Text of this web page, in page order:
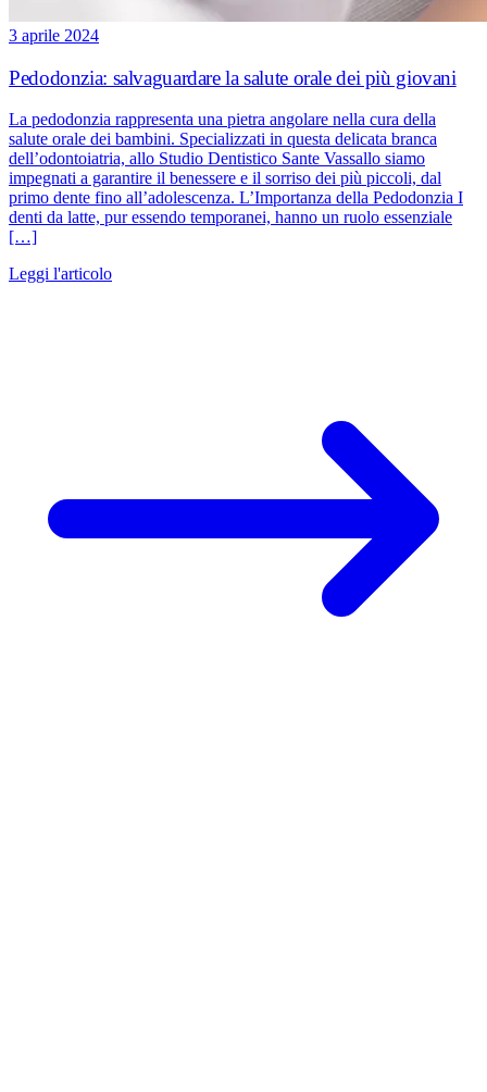
3 aprile 2024
Pedodonzia: salvaguardare la salute orale dei più giovani
La pedodonzia rappresenta una pietra angolare nella cura della
salute orale dei bambini. Specializzati in questa delicata branca
dell’odontoiatria, allo Studio Dentistico Sante Vassallo siamo
impegnati a garantire il benessere e il sorriso dei più piccoli, dal
primo dente fino all’adolescenza. L’Importanza della Pedodonzia I
denti da latte, pur essendo temporanei, hanno un ruolo essenziale
[…]
Leggi l'articolo